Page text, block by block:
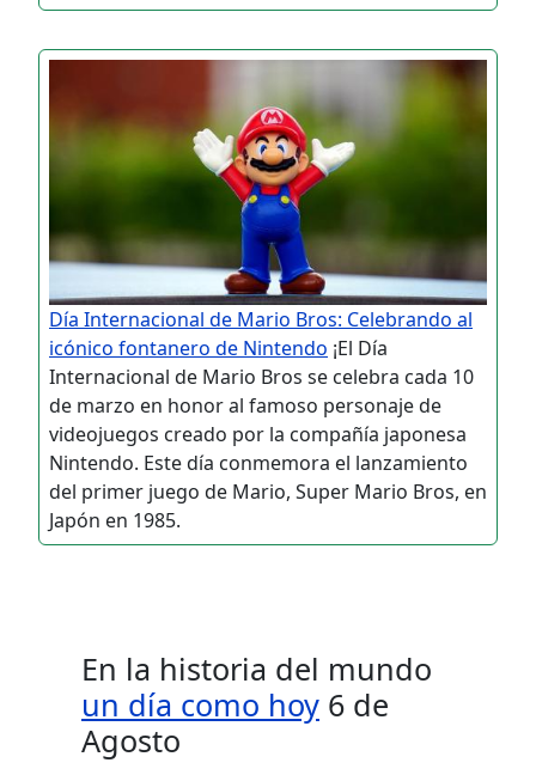
Día Internacional de Mario Bros: Celebrando al
icónico fontanero de Nintendo ¡El Día
Internacional de Mario Bros se celebra cada 10
de marzo en honor al famoso personaje de
videojuegos creado por la compañía japonesa
Nintendo. Este día conmemora el lanzamiento
del primer juego de Mario, Super Mario Bros, en
Japón en 1985.
En la historia del mundo
un día como hoy 6 de
Agosto